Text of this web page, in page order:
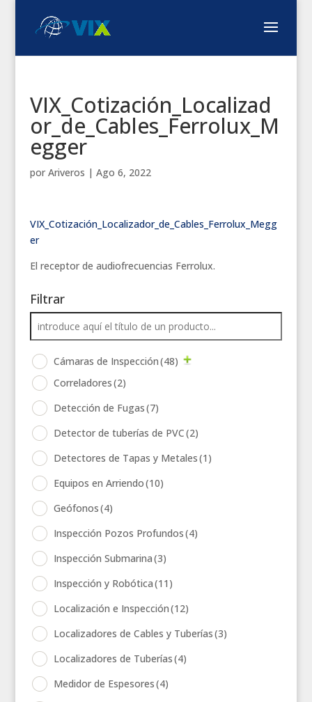
VIX_Cotización_Localizad
or_de_Cables_Ferrolux_M
egger
por Ariveros | Ago 6, 2022
VIX_Cotización_Localizador_de_Cables_Ferrolux_Megg
er
El receptor de audiofrecuencias Ferrolux.
Filtrar
Cámaras de Inspección(48)
Correladores(2)
Detección de Fugas(7)
Detector de tuberías de PVC(2)
Detectores de Tapas y Metales(1)
Equipos en Arriendo(10)
Geófonos(4)
Inspección Pozos Profundos(4)
Inspección Submarina(3)
Inspección y Robótica(11)
Localización e Inspección(12)
Localizadores de Cables y Tuberías(3)
Localizadores de Tuberías(4)
Medidor de Espesores(4)